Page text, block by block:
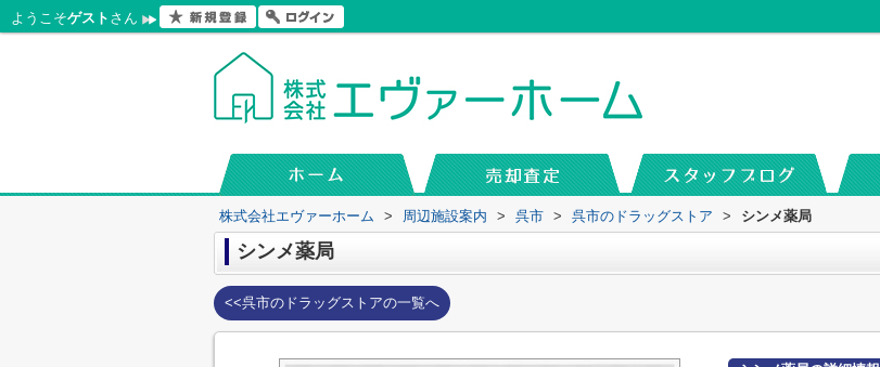
ようこそゲスト さん
株式会社エヴァーホーム > 周辺施設案内 > 呉市 > 呉市のドラッグストア > シンメ薬局
シンメ薬局
<<呉市のドラッグストアの一覧へ